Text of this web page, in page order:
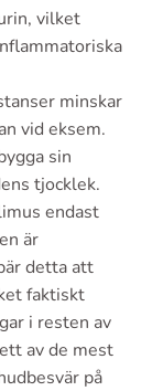
vilket
minskar
vid eksem.
sin
tjocklek.
endast
är
detta att
faktiskt
i resten av
av de mest
på